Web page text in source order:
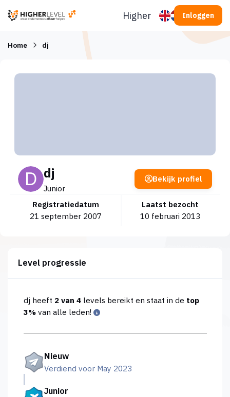
Higherlevel Inloggen
Home dj
dj
Junior
Registratiedatum
21 september 2007
Laatst bezocht
10 februari 2013
Bekijk profiel
Level progressie
dj heeft 2 van 4levels bereikt en staat in de top
3%van alle leden!
Nieuw
Verdiend voor May 2023
Junior